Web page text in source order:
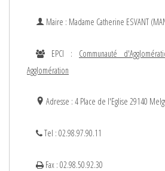
Maire : Madame Catherine ESVANT
EPCI : Communauté
Agglomération
Adresse : 4 Place de l'Eglise 29140
Tel : 02.98.97.90.11
Fax : 02.98.50.92.30